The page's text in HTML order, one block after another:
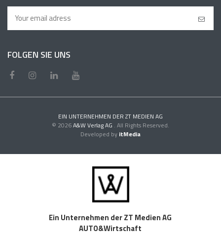
FOLGEN SIE UNS
EIN UNTERNEHMEN DER ZT MEDIEN AG
© 2026A&W Verlag AG . All Rights Reserved.
Developed by itMedia
Ein Unternehmen der ZT Medien AG
AUTO&Wirtschaft